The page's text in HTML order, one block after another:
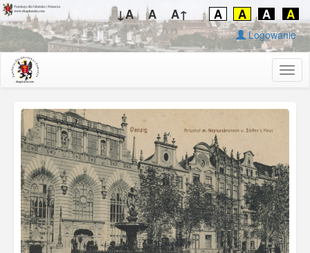
↓A A A↑ A A A A
Logowanie